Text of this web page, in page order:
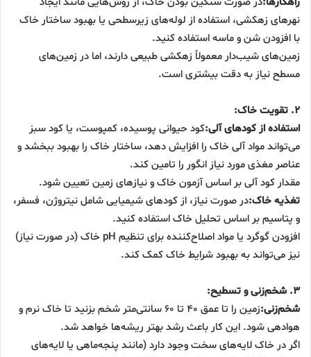
نهرهای زهکشی، استفاده از لوله‌های زیرسطحی یا بهبود ساختار خاک
با افزودن شن و ماسه استفاده کنید.
زمین‌های شیب‌دار معمولاً زهکشی طبیعی دارند، اما در زمین‌های
مسطح نیاز به دقت بیشتری است.
۲. تقویت خاک:
استفاده از کودهای آلی:کود حیوانی پوسیده، کمپوست، یا کود سبز
می‌تواند مواد آلی خاک را افزایش دهد، ساختار خاک را بهبود ببخشد و
عناصر مغذی مورد نیاز انگور را تامین کند.
مقدار کود آلی بر اساس آزمون خاک و نیازهای زمین تعیین شود.
تغذیه خاک:در صورت نیاز، از کودهای شیمیایی شامل نیتروژن، فسفر،
و پتاسیم بر اساس تحلیل خاک استفاده کنید.
افزودن گوگرد یا مواد اصلاح‌کننده برای تنظیم pH خاک (در صورت نیاز)
نیز می‌تواند به بهبود شرایط خاک کمک کند.
۳. شخم‌زنی و تسطیح:
شخم‌زنی:
زمین را تا عمق ۴۰ تا ۶۰ سانتی‌متر شخم بزنید تا خاک نرم و
هوادهی شود. این کار باعث رشد بهتر ریشه‌ها خواهد شد.
اگر در خاک لایه‌های سخت وجود دارد (مانند پنجه‌ماهی یا لایه‌های